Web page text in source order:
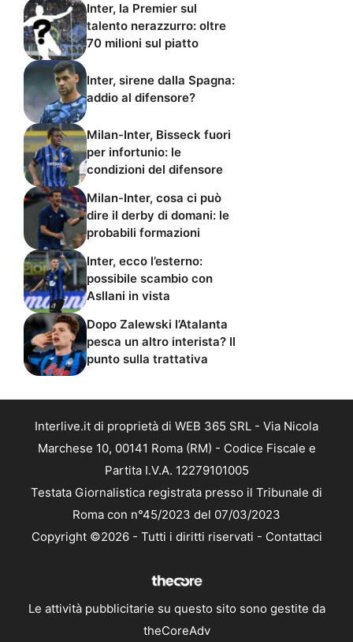
Inter, la Premier sul
talento nerazzurro: oltre
70 milioni sul piatto
Inter, sirene dalla Spagna:
addio al difensore?
Milan-Inter, Bisseck fuori
per infortunio: le
condizioni del difensore
Milan-Inter, cosa ci può
dire il derby di domani: le
probabili formazioni
Inter, ecco l’esterno:
possibile scambio con
Asllani in vista
Dopo Zalewski l’Atalanta
pesca un altro interista? Il
punto sulla trattativa
Interlive.it di proprietà di WEB 365 SRL - Via Nicola
Marchese 10, 00141 Roma (RM) - Codice Fiscale e
Partita I.V.A. 12279101005
Testata Giornalistica registrata presso il Tribunale di
Roma con n°45/2023 del 07/03/2023
Copyright ©2026 - Tutti i diritti riservati - Contattaci
Le attività pubblicitarie su questo sito sono gestite da
theCoreAdv